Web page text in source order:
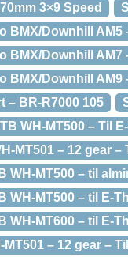
3×9 Speed
BMX/Downhill AM5
BMX/Downhill AM7
BMX/Downhill AM9
– BR-R7000 105
WH-MT500 – Til
MT501 – 12 gear
WH-MT500 – til
WH-MT500 – til E-
WH-MT600 – til E-
– 12 gear –